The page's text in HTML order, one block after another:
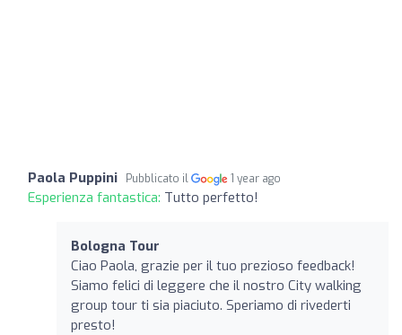
Paola Puppini Pubblicato il 1 year ago
Esperienza fantastica: Tutto perfetto!
Bologna Tour
Ciao Paola, grazie per il tuo prezioso feedback!
Siamo felici di leggere che il nostro City walking
group tour ti sia piaciuto. Speriamo di rivederti
presto!